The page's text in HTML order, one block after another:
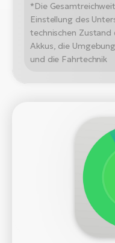
*Die
Einstellung des
technischen Zustand
Akkus, die
und die Fahrtechnik